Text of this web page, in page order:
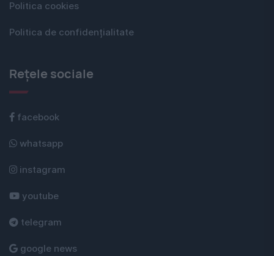
Politica cookies
Politica de confidențialitate
Rețele sociale
facebook
whatsapp
instagram
youtube
telegram
google news